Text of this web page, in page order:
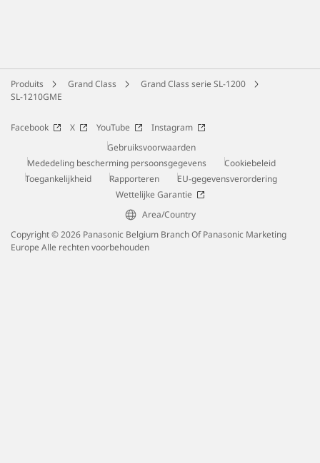
Produits Grand Class
Grand Class serie SL-1200
SL-1210GME
Facebook X YouTube
Instagram
Gebruiksvoorwaarden
Mededeling bescherming persoonsgegevens
Cookiebeleid
Toegankelijkheid
Rapporteren
EU-gegevensverordering
Wettelijke Garantie
Area/Country
Copyright © 2026 Panasonic Belgium Branch Of Panasonic Marketing
Europe Alle rechten voorbehouden